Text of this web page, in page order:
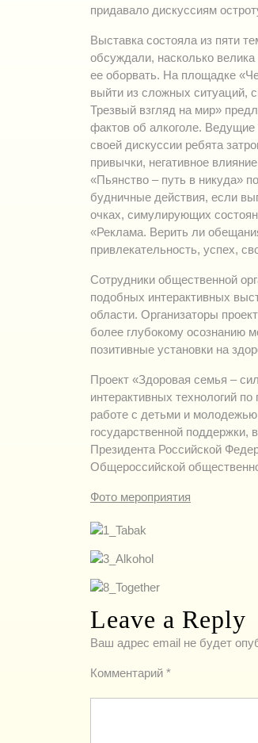
придавало дискуссиям
Выставка состояла из пяти
обсуждали, насколько
ее оборвать. На площадке
выйти из сложных ситуаций,
Трезвый взгляд на мир»
фактов об алкоголе. Ведущие
своей дискуссии ребята
привычки, негативное
«Пьянство – путь в никуда»
будничные действия, если
очках, симулирующих
«Реклама. Верить ли
привлекательность, успех,
Сотрудники общественной
подобных интерактивных
области. Организаторы
более глубокому осознанию
позитивные установки на
Проект «Здоровая семья –
интерактивных технологий
работе с детьми и
государственной поддержки,
Президента Российской
Общероссийской
Фото мероприятия
Leave a Reply
Ваш адрес email не будет
Комментарий *